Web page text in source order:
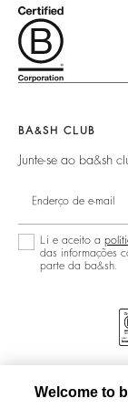
Legal Notice
Acessibilidade
Malhas
Casacos &
Malas Teddy
Sustentável
Acessórios
Malas
Joias
Barbara & Sharon
125 Et Après
BA&SH CLUB
Junte-se ao ba&sh
Li e aceito a
das informações
parte da ba&sh.
Welcome to